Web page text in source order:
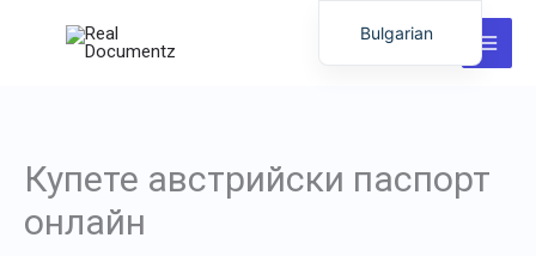
Купете австрийски паспорт
онлайн
Bulgarian
Dutch